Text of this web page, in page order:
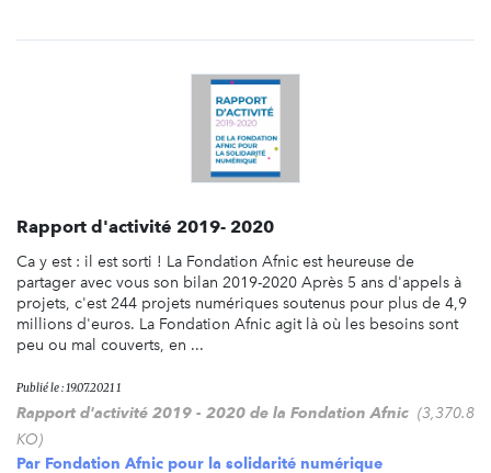
Rapport d'activité 2019- 2020
Ca y est : il est sorti ! La Fondation Afnic est heureuse de
partager avec vous son bilan 2019-2020 Après 5 ans d'appels à
projets, c'est 244 projets numériques soutenus pour plus de 4,9
millions d'euros. La Fondation Afnic agit là où les besoins sont
peu ou mal couverts, en ...
Publié le : 19.07.2021 1
Rapport d'activité 2019 - 2020 de la Fondation Afnic (3,370.8
KO)
Par Fondation Afnic pour la solidarité numérique